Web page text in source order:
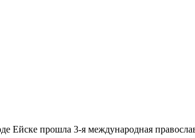
Ейске прошла 3-я международная